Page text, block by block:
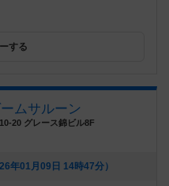
する
ムサルーン
20 グレース錦ビル8F
年01月09日 14時47分）